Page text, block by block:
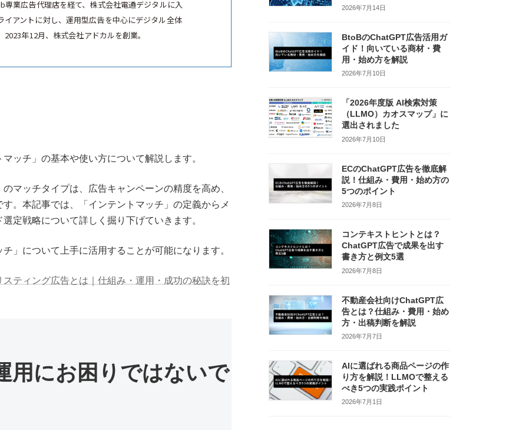
業広告代理店を経て、株式会社電通デジタルに入
アントに対し、運用型広告を中心にデジタル全体
年12月、株式会社アドカルを創業。
ッチ」の基本や使い方について解説します。
マッチタイプは、広告キャンペーンの精度を高め、
。本記事では、「インテントマッチ」の定義からメ
定戦略について詳しく掘り下げていきます。
」について上手に活用することが可能になります。
スティング広告とは｜仕組み・運用・成功の秘訣を初
用にお困りではないで
2026年7月14日
BtoBのChatGPT広告活用ガ
イド！向いている商材・費
用・始め方を解説
2026年7月10日
「2026年度版 AI検索対策
（LLMO）カオスマップ」に
選出されました
2026年7月10日
ECのChatGPT広告を徹底解
説！仕組み・費用・始め方の
5つのポイント
2026年7月8日
コンテキストヒントとは？
ChatGPT広告で成果を出す
書き方と例文5選
2026年7月8日
不動産会社向けChatGPT広
告とは？仕組み・費用・始め
方・出稿判断を解説
2026年7月7日
AIに選ばれる商品ページの作
り方を解説！LLMOで整える
べき5つの実践ポイント
2026年7月1日